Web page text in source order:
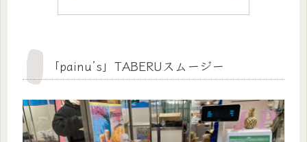
「painu’s」TABERUスムージー